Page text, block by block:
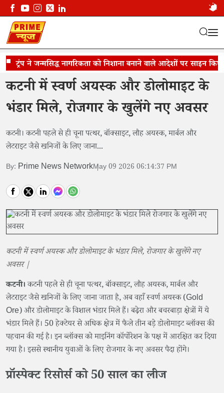
ट्रंप ने जन्मसिद्ध नागरिकता को निशाना बनाने वाले आदेशों पर साइन किए
कटनी में स्वर्ण अयस्क और डोलोमाइट के...
कटनी में स्वर्ण अयस्क और डोलोमाइट के
भंडार मिले, रोजगार के खुलेंगे नए अवसर
कटनी। ​कटनी पहले से ही चूना पत्थर, बॉक्साइट, लौह अयस्क, मार्बल और
लेटराइट जैसे खनिजों के लिए जाना...
By: Prime News NetworkMay 09 2026 06:14:37 PM
कटनी में स्वर्ण अयस्क और डोलोमाइट के भंडार मिले, रोजगार के खुलेंगे नए
अवसर |
कटनी।​कटनी पहले से ही चूना पत्थर, बॉक्साइट, लौह अयस्क, मार्बल और
लेटराइट जैसे खनिजों के लिए जाना जाता है, अब वहाँ स्वर्ण अयस्क (Gold
Ore) और डोलोमाइट के विशाल भंडार मिले हैं। बढ़ेरा और बचरबाड़ा क्षेत्रों में ये
भंडार मिले हैं। 50 हेक्टेयर से अधिक क्षेत्र में फैले तीन बड़े डोलोमाइट ब्लॉक्स की
पहचान की गई है। इन ब्लॉक्स को माइनिंग कॉर्पोरेशन के पक्ष में आरक्षित कर दिया
गया है। इससे स्थानीय युवाओं के लिए रोजगार के नए अवसर पैदा होंगे।
​प्रॉस्पेक्ट रिसोर्स को 50 साल का लीज